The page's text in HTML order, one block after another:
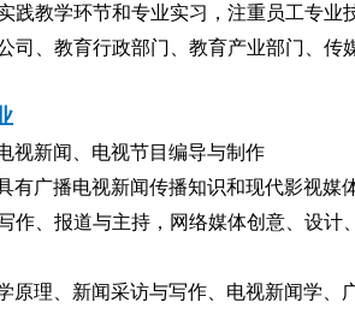
践教学环节和专业实习，注重员工专业
司、教育行政部门、教育产业部门、传
视新闻、电视节目编导与制作
有广播电视新闻传播知识和现代影视媒
作、报道与主持，网络媒体创意、设
原理、新闻采访与写作、电视新闻学、